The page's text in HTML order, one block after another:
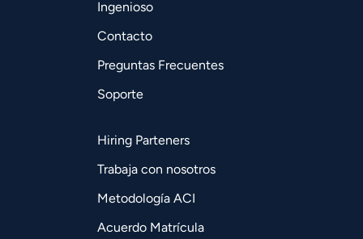
Ingenioso
Contacto
Preguntas Frecuentes
Soporte
Hiring Parteners
Trabaja con nosotros
Metodología ACI
Acuerdo Matrícula